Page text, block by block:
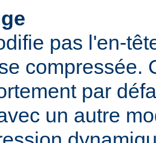
pas l'en-
compressée.
par
un autre